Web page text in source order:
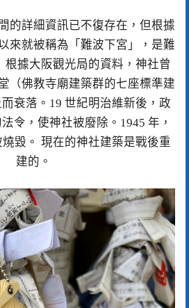
的詳細資訊已不復存在，但根據
來就被稱為「難波下宮」，是難
根據大阪觀光局的資料，神社曾
（佛教寺廟建築群的七座標準建
衰落。19 世紀明治維新後，政
令，使神社被廢除。1945 年，
毀。 現在的神社建築是戰後重
建的。